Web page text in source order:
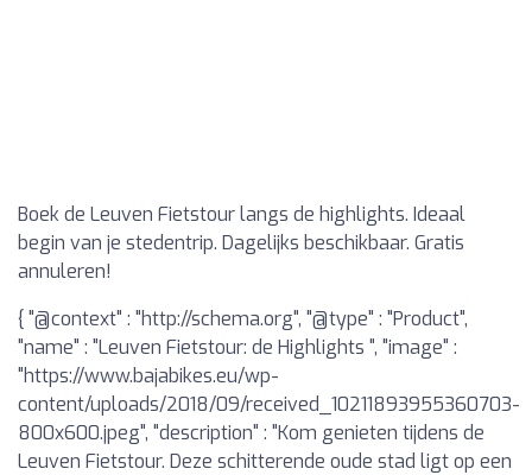
Boek de Leuven Fietstour langs de highlights. Ideaal
begin van je stedentrip. Dagelijks beschikbaar. Gratis
annuleren!
{ "@context" : "http://schema.org", "@type" : "Product",
"name" : "Leuven Fietstour: de Highlights ", "image" :
"https://www.bajabikes.eu/wp-
content/uploads/2018/09/received_10211893955360703-
800x600.jpeg", "description" : "Kom genieten tijdens de
Leuven Fietstour. Deze schitterende oude stad ligt op een